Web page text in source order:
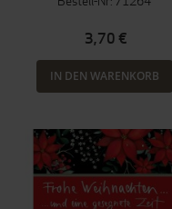
3,70 €
IN DEN WARENKORB